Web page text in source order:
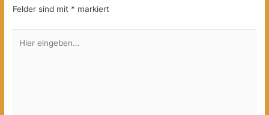
Felder sind mit * markiert
eingeben…